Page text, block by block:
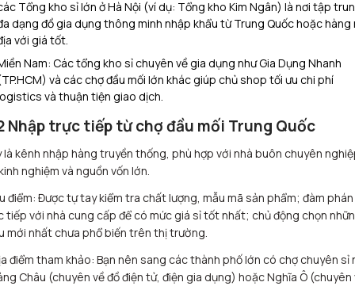
Tổng kho sỉ lớn ở Hà Nội (ví dụ: Tổng kho Kim Ngân) là nơi tập
dạng đồ gia dụng thông minh nhập khẩu từ Trung Quốc hoặc hàng
với giá tốt.
Nam: Các tổng kho sỉ chuyên về gia dụng như Gia Dụng Nhanh
và các chợ đầu mối lớn khác giúp chủ shop tối ưu chi phí
và thuận tiện giao dịch.
Nhập trực tiếp từ chợ đầu mối Trung Quốc
là kênh nhập hàng truyền thống, phù hợp với nhà buôn chuyên
nghiệm và nguồn vốn lớn.
điểm: Được tự tay kiểm tra chất lượng, mẫu mã sản phẩm; đàm phán
tiếp với nhà cung cấp để có mức giá sỉ tốt nhất; chủ động chọn
mới nhất chưa phổ biến trên thị trường.
điểm tham khảo: Bạn nên sang các thành phố lớn có chợ chuyên sỉ
Châu (chuyên về đồ điện tử, điện gia dụng) hoặc Nghĩa Ô (chuyên